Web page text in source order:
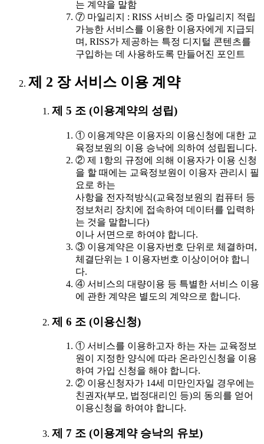
는 계약을 말함
⑦ 마일리지 : RISS 서비스 중 마일리지 적립
가능한 서비스를 이용한 이용자에게 지급되
며, RISS가 제공하는 특정 디지털 콘텐츠를
구입하는 데 사용하도록 만들어진 포인트
제 2 장 서비스 이용 계약
제 5 조 (이용계약의 성립)
① 이용계약은 이용자의 이용신청에 대한 교
육정보원의 이용 승낙에 의하여 성립됩니다.
② 제 1항의 규정에 의해 이용자가 이용 신청
을 할 때에는 교육정보원이 이용자 관리시 필
요로 하는
사항을 전자적방식(교육정보원의 컴퓨터 등
정보처리 장치에 접속하여 데이터를 입력하
는 것을 말합니다)
이나 서면으로 하여야 합니다.
③ 이용계약은 이용자번호 단위로 체결하며,
체결단위는 1 이용자번호 이상이어야 합니
다.
④ 서비스의 대량이용 등 특별한 서비스 이용
에 관한 계약은 별도의 계약으로 합니다.
제 6 조 (이용신청)
① 서비스를 이용하고자 하는 자는 교육정보
원이 지정한 양식에 따라 온라인신청을 이용
하여 가입 신청을 해야 합니다.
② 이용신청자가 14세 미만인자일 경우에는
친권자(부모, 법정대리인 등)의 동의를 얻어
이용신청을 하여야 합니다.
제 7 조 (이용계약 승낙의 유보)